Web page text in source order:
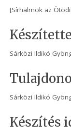
[Sírhalmok az
Készítette
Sárközi Ildikó
Sárközi Ildikó
Készítés